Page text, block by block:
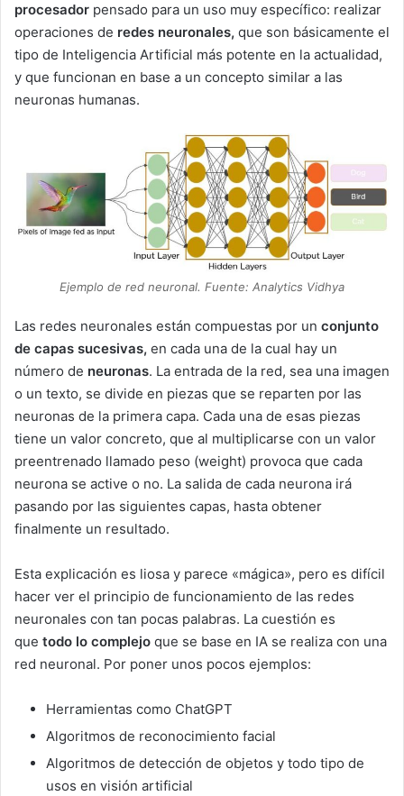
procesador pensado para un uso muy específico: realizar
operaciones de redes neuronales, que son básicamente el
tipo de Inteligencia Artificial más potente en la actualidad,
y que funcionan en base a un concepto similar a las
neuronas humanas.
Ejemplo de red neuronal. Fuente: Analytics Vidhya
Las redes neuronales están compuestas por un conjunto
de capas sucesivas, en cada una de la cual hay un
número de neuronas. La entrada de la red, sea una imagen
o un texto, se divide en piezas que se reparten por las
neuronas de la primera capa. Cada una de esas piezas
tiene un valor concreto, que al multiplicarse con un valor
preentrenado llamado peso (weight) provoca que cada
neurona se active o no. La salida de cada neurona irá
pasando por las siguientes capas, hasta obtener
finalmente un resultado.
Esta explicación es liosa y parece «mágica», pero es difícil
hacer ver el principio de funcionamiento de las redes
neuronales con tan pocas palabras. La cuestión es
que todo lo complejo que se base en IA se realiza con una
red neuronal. Por poner unos pocos ejemplos:
Herramientas como ChatGPT
Algoritmos de reconocimiento facial
Algoritmos de detección de objetos y todo tipo de
usos en visión artificial